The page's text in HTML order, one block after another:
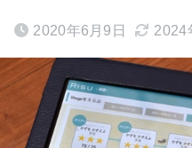
2020年6月9日 2024